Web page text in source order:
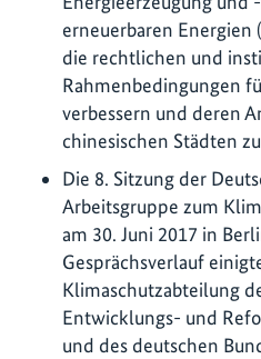
erneuerbaren Energien
die rechtlichen und
Rahmenbedingungen
verbessern und deren
chinesischen Städten
Die 8. Sitzung der
Arbeitsgruppe zum
am 30. Juni 2017 in
Gesprächsverlauf
Klimaschutzabteilung
Entwicklungs- und
und des deutschen